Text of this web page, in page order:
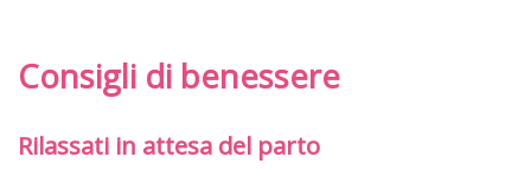
Consigli di benessere
Rilassati in attesa del parto